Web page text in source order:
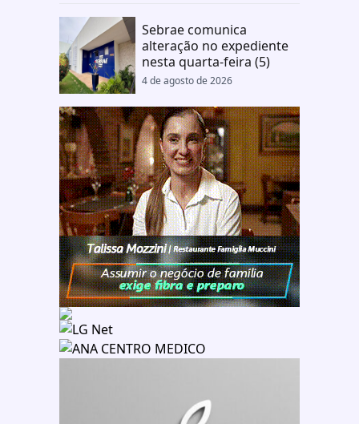
Sebrae comunica
alteração no expediente
nesta quarta-feira (5)
4 de agosto de 2026